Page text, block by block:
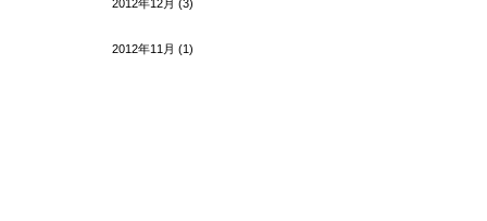
2012年12月 (3)
2012年11月 (1)